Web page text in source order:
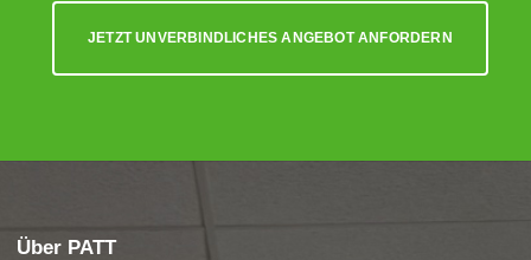
JETZT UNVERBINDLICHES ANGEBOT ANFORDERN
Über PATT